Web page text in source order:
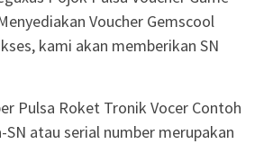
Voucher Gemscool
kami akan memberikan SN
Pulsa Roket Tronik Vocer Contoh
SN atau serial number merupakan